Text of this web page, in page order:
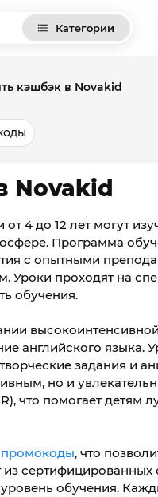
Категории
кэшбэк в Novakid
Novakid
4 до 12 лет могут
Программа
с опытными
Уроки проходят на
обучения.
английского языка.
задания и
но и
что помогает детям
, что
обучения.